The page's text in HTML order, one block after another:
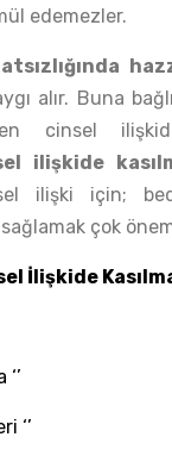
edemezler.
alır. Buna
cinsel
ilişkide
ilişki için;
çok
İlişkide
‘’